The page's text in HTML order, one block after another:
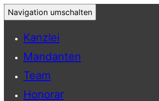
Navigation umschalten
Kanzlei
Mandanten
Team
Honorar